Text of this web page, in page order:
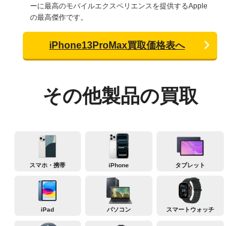
ーに最高のモバイルエクスペリエンスを提供するApple
の最高傑作です。
iPhone13ProMax買取価格表へ
その他製品の買取
スマホ・携帯 iPhone タブレット
iPad パソコン スマートウォッチ